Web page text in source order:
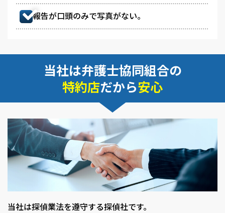
報告が口頭のみで写真がない。
当社は弁護士協同組合の
特約店だから安心
当社は探偵業法を遵守する探偵社です。